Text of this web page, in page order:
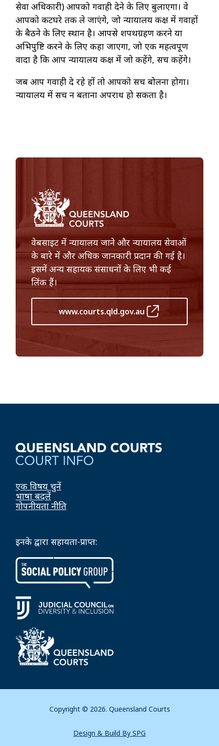
सेवा अधिकारी) आपको गवाही देने के लिए बुलाएगा। वे
आपको कटघरे तक ले जाएंगे, जो न्यायालय कक्ष में गवाहों
के बैठने के लिए स्थान है। आपसे शपथग्रहण करने या
अभिपुष्टि करने के लिए कहा जाएगा, जो एक महत्वपूर्ण
वादा है कि आप न्यायालय कक्ष में जो कहेंगे, सच कहेंगे।
जब आप गवाही दे रहे हों तो आपको सच बोलना होगा।
न्यायालय में सच न बताना अपराध हो सकता है।
वेबसाइट में न्यायालय जाने और न्यायालय सेवाओं
के बारे में और अधिक जानकारी प्रदान की गई है।
इसमें अन्य सहायक संसाधनों के लिए भी कई
लिंक हैं।
www.courts.qld.gov.au
एक विषय चुनें
भाषा बदलें
गोपनीयता नीति
इनके द्वारा सहायता-प्राप्त:
Copyright © 2026. Queensland Courts
Design & Build By SPG